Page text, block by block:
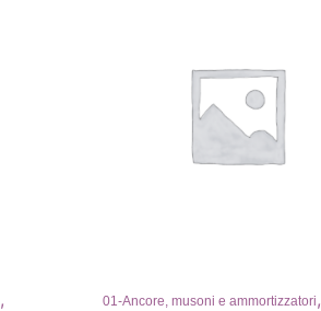
, 01-Ancore, musoni e ammortizzatori,